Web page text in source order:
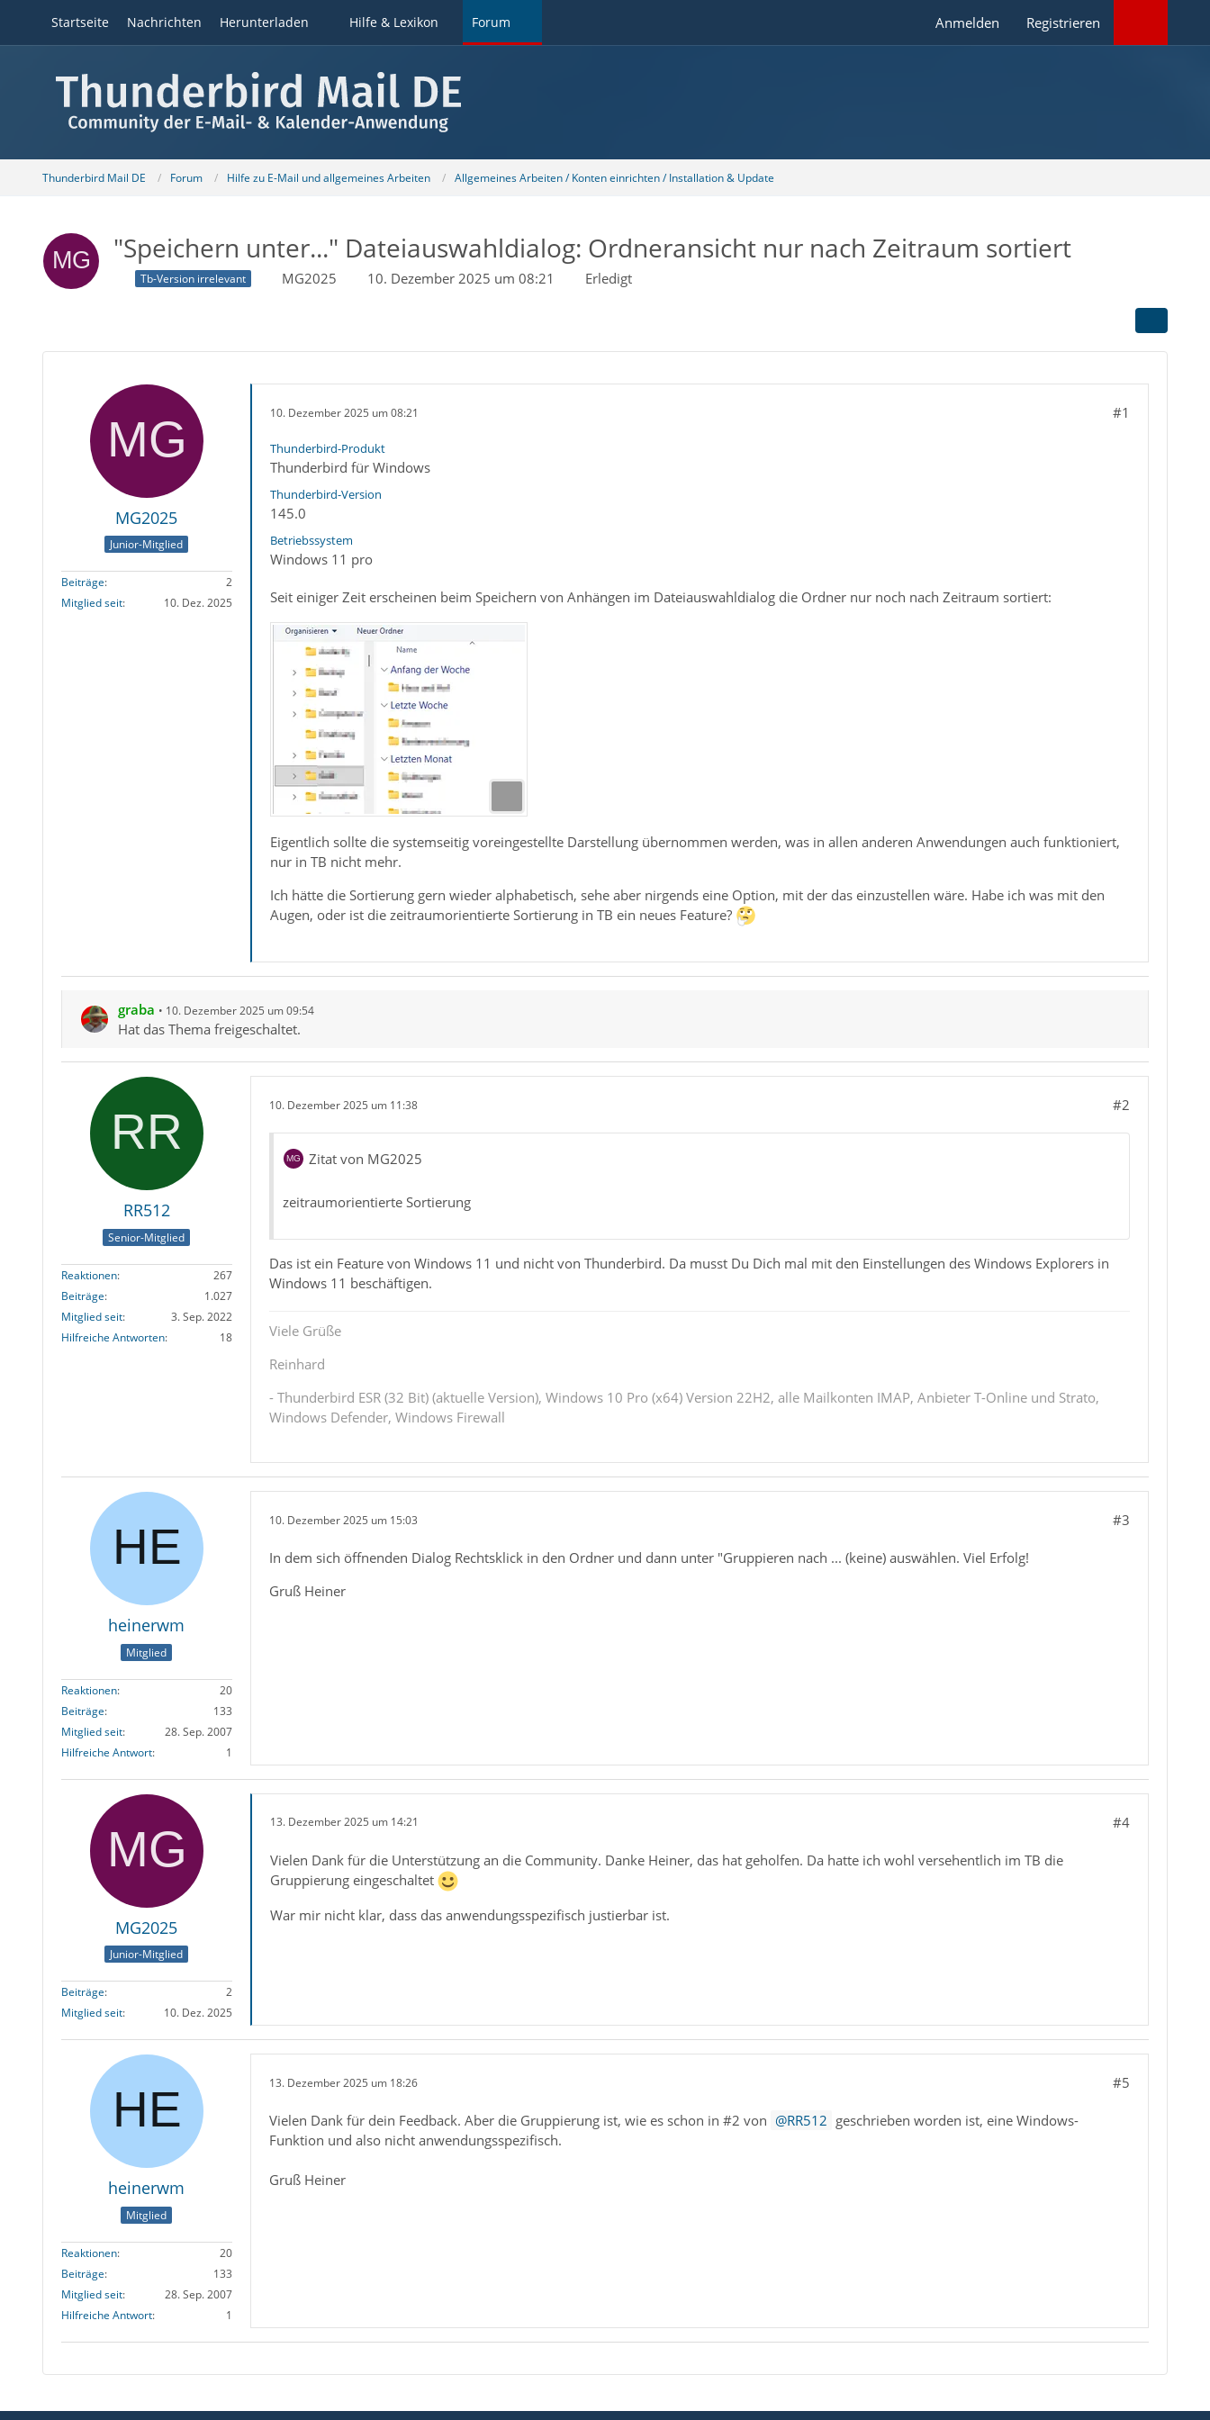
Startseite Nachrichten Herunterladen Hilfe & Lexikon Forum Anmelden Registrieren
Thunderbird Mail DE Forum Hilfe zu E-Mail und allgemeines Arbeiten Allgemeines Arbeiten / Konten einrichten / Installation & Update
"Speichern unter..." Dateiauswahldialog: Ordneransicht nur nach Zeitraum sortiert
Tb-Version irrelevant MG2025 10. Dezember 2025 um 08:21 Erledigt
MG2025
Junior-Mitglied
Beiträge
2
Mitglied seit
10. Dez. 2025
10. Dezember 2025 um 08:21 #1
Thunderbird-Produkt
Thunderbird für Windows
Thunderbird-Version
145.0
Betriebssystem
Windows 11 pro
Seit einiger Zeit erscheinen beim Speichern von Anhängen im Dateiauswahldialog die Ordner nur noch nach Zeitraum sortiert:
Eigentlich sollte die systemseitig voreingestellte Darstellung übernommen werden, was in allen anderen Anwendungen auch funktioniert,
nur in TB nicht mehr.
Ich hätte die Sortierung gern wieder alphabetisch, sehe aber nirgends eine Option, mit der das einzustellen wäre. Habe ich was mit den
Augen, oder ist die zeitraumorientierte Sortierung in TB ein neues Feature?
graba 10. Dezember 2025 um 09:54
Hat das Thema freigeschaltet.
RR512
Senior-Mitglied
Reaktionen
267
Beiträge
1.027
Mitglied seit
3. Sep. 2022
Hilfreiche Antworten
18
10. Dezember 2025 um 11:38 #2
Zitat von MG2025
zeitraumorientierte Sortierung
Das ist ein Feature von Windows 11 und nicht von Thunderbird. Da musst Du Dich mal mit den Einstellungen des Windows Explorers in
Windows 11 beschäftigen.
Viele Grüße
Reinhard
- Thunderbird ESR (32 Bit) (aktuelle Version), Windows 10 Pro (x64) Version 22H2, alle Mailkonten IMAP, Anbieter T-Online und Strato,
Windows Defender, Windows Firewall
heinerwm
Mitglied
Reaktionen
20
Beiträge
133
Mitglied seit
28. Sep. 2007
Hilfreiche Antwort
1
10. Dezember 2025 um 15:03 #3
In dem sich öffnenden Dialog Rechtsklick in den Ordner und dann unter "Gruppieren nach ... (keine) auswählen. Viel Erfolg!
Gruß Heiner
MG2025
Junior-Mitglied
Beiträge
2
Mitglied seit
10. Dez. 2025
13. Dezember 2025 um 14:21 #4
Vielen Dank für die Unterstützung an die Community. Danke Heiner, das hat geholfen. Da hatte ich wohl versehentlich im TB die
Gruppierung eingeschaltet
War mir nicht klar, dass das anwendungsspezifisch justierbar ist.
heinerwm
Mitglied
Reaktionen
20
Beiträge
133
Mitglied seit
28. Sep. 2007
Hilfreiche Antwort
1
13. Dezember 2025 um 18:26 #5
Vielen Dank für dein Feedback. Aber die Gruppierung ist, wie es schon in #2 von RR512 geschrieben worden ist, eine Windows-
Funktion und also nicht anwendungsspezifisch.
Gruß Heiner